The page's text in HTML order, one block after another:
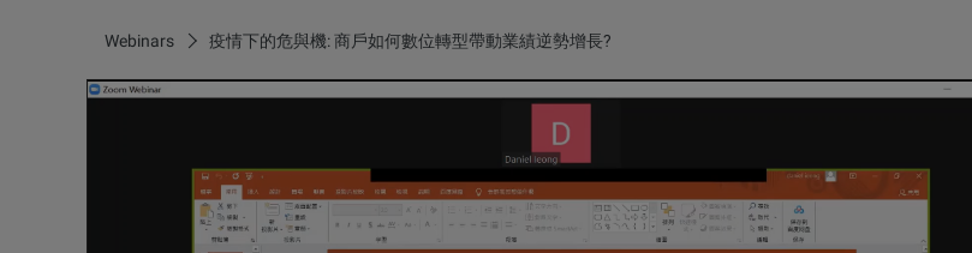
Webinars 疫情下的危與機: 商戶如何數位轉型帶動業績逆勢增長?